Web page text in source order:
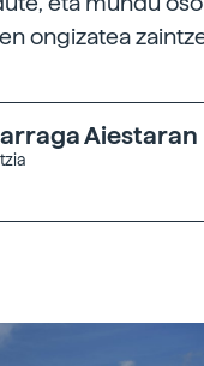
ongizatea
Aiestaran